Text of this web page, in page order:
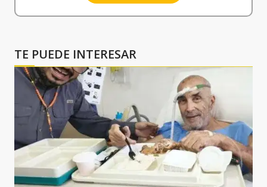
TE PUEDE INTERESAR